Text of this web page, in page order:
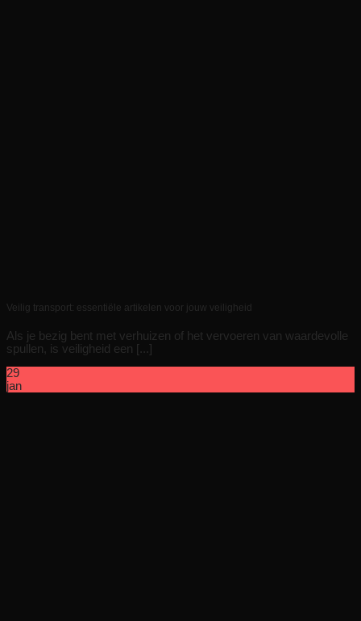
Veilig transport: essentiële artikelen voor jouw veiligheid
Als je bezig bent met verhuizen of het vervoeren van waardevolle
spullen, is veiligheid een [...]
29
jan